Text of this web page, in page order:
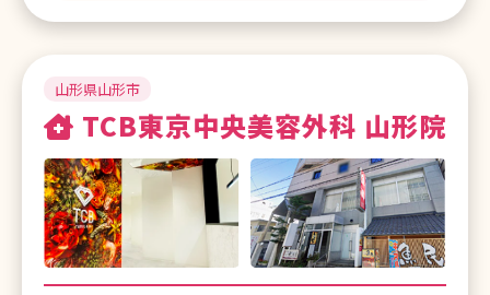
山形県山形市
TCB東京中央美容外科 山形院